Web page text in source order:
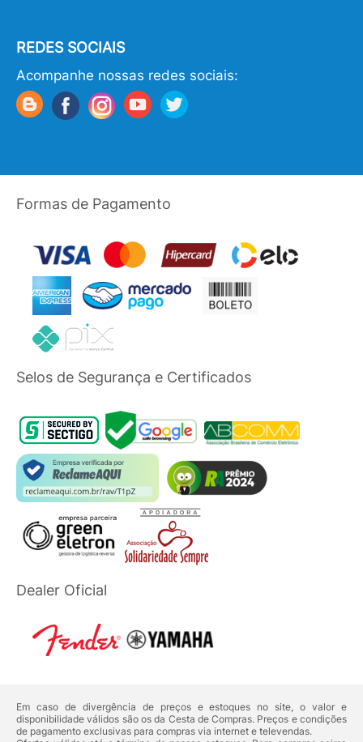
REDES SOCIAIS
Acompanhe nossas redes sociais:
Formas de Pagamento
Selos de Segurança e Certificados
Dealer Oficial
Em caso de divergência de preços e estoques no site, o valor e
disponibilidade válidos são os da Cesta de Compras. Preços e condições
de pagamento exclusivas para compras via internet e televendas.